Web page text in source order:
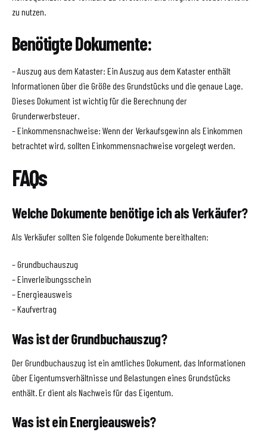
zu nutzen.
Benötigte Dokumente:
– Auszug aus dem Kataster: Ein Auszug aus dem Kataster enthält
Informationen über die Größe des Grundstücks und die genaue Lage.
Dieses Dokument ist wichtig für die Berechnung der
Grunderwerbsteuer.
– Einkommensnachweise: Wenn der Verkaufsgewinn als Einkommen
betrachtet wird, sollten Einkommensnachweise vorgelegt werden.
FAQs
Welche Dokumente benötige ich als Verkäufer?
Als Verkäufer sollten Sie folgende Dokumente bereithalten:
– Grundbuchauszug
– Einverleibungsschein
– Energieausweis
– Kaufvertrag
Was ist der Grundbuchauszug?
Der Grundbuchauszug ist ein amtliches Dokument, das Informationen
über Eigentumsverhältnisse und Belastungen eines Grundstücks
enthält. Er dient als Nachweis für das Eigentum.
Was ist ein Energieausweis?